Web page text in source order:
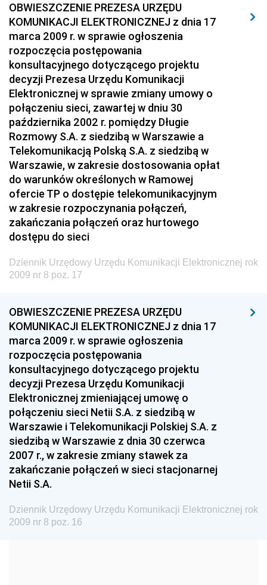
Elektronicznej
2026
2024
2023
2022
2021
2020
2019
2018
2017
2016
2014
2012
2011
2009
nr 51 z 28 grudnia 2009 pozycje 141-148
nr 50 z 15 grudnia 2009 pozycja 140
nr 49 z 30 listopada 2009 pozycja 139
nr 48 z 26 listopada 2009 pozycje 136-138
nr 47 z 23 listopada 2009 pozycje 134-135
nr 46 z 18 listopada 2009 pozycje 132-133
nr 45 z 4 listopada 2009 pozycje 128-131
nr 44 z 29 października 2009 pozycje 121-127
OBWIESZCZENIE PREZESA URZĘDU
KOMUNIKACJI ELEKTRONICZNEJ z dnia 17
marca 2009 r. w sprawie ogłoszenia
rozpoczęcia postępowania
konsultacyjnego dotyczącego projektu
decyzji Prezesa Urzędu Komunikacji
Elektronicznej w sprawie zmiany umowy o
połączeniu sieci, zawartej w dniu 30
października 2002 r. pomiędzy Długie
Rozmowy S.A. z siedzibą w Warszawie a
Telekomunikacją Polską S.A. z siedzibą w
Warszawie, w zakresie dostosowania opłat
do warunków określonych w Ramowej
ofercie TP o dostępie telekomunikacyjnym
w zakresie rozpoczynania połączeń,
zakańczania połączeń oraz hurtowego
dostępu do sieci
Dziennik Urzędowy Urzędu Komunikacji Elektronicznej rok
2009 nr 8 poz. 17
OBWIESZCZENIE PREZESA URZĘDU
KOMUNIKACJI ELEKTRONICZNEJ z dnia 17
marca 2009 r. w sprawie ogłoszenia
rozpoczęcia postępowania
konsultacyjnego dotyczącego projektu
decyzji Prezesa Urzędu Komunikacji
Elektronicznej zmieniającej umowę o
połączeniu sieci Netii S.A. z siedzibą w
Warszawie i Telekomunikacji Polskiej S.A. z
siedzibą w Warszawie z dnia 30 czerwca
2007 r., w zakresie zmiany stawek za
zakańczanie połączeń w sieci stacjonarnej
Netii S.A.
Dziennik Urzędowy Urzędu Komunikacji Elektronicznej rok
2009 nr 8 poz. 16